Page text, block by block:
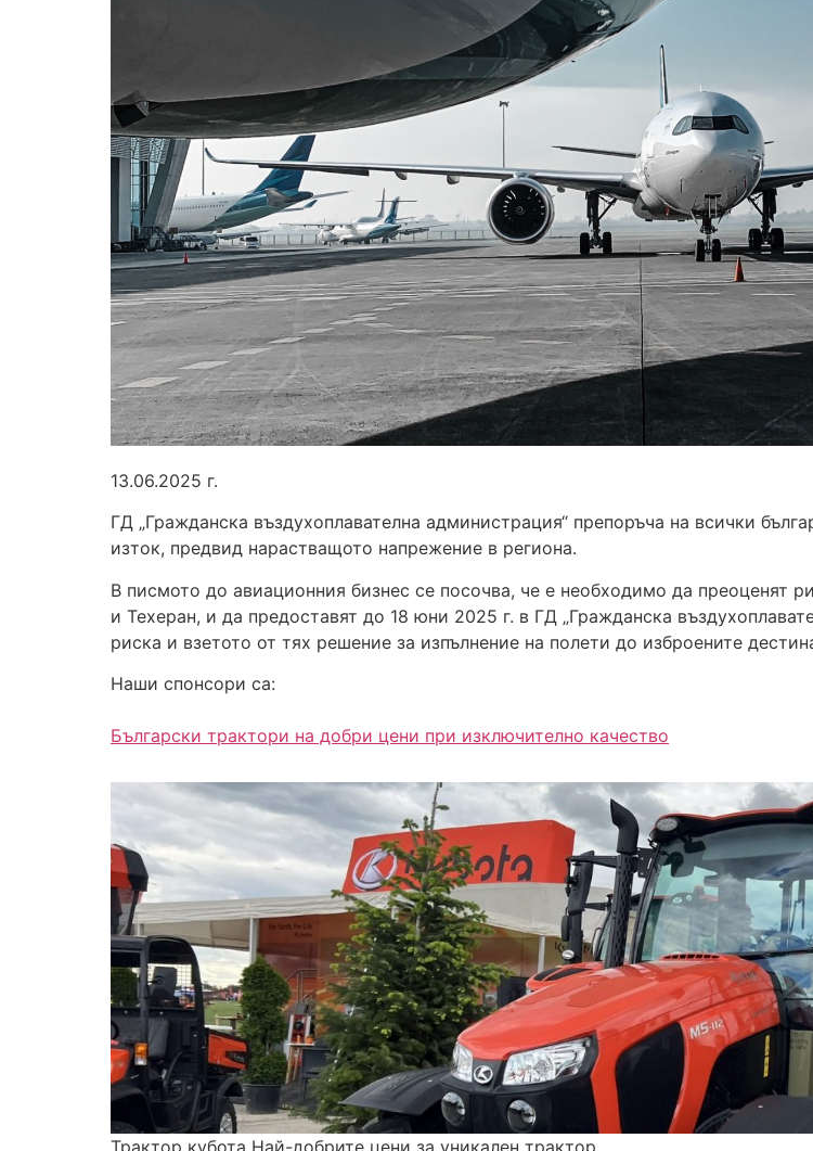
13.06.2025 г.
ГД „Гражданска въздухоплавателна администрация“ препоръча на всички
изток, предвид нарастващото напрежение в региона.
В писмото до авиационния бизнес се посочва, че е необходимо да преоценят
и Техеран, и да предоставят до 18 юни 2025 г. в ГД „Гражданска
риска и взетото от тях решение за изпълнение на полети до изброените
Наши спонсори са:
Български трактори на добри цени при изключително качество
Трактор кубота Най-добрите цени за уникален трактор.